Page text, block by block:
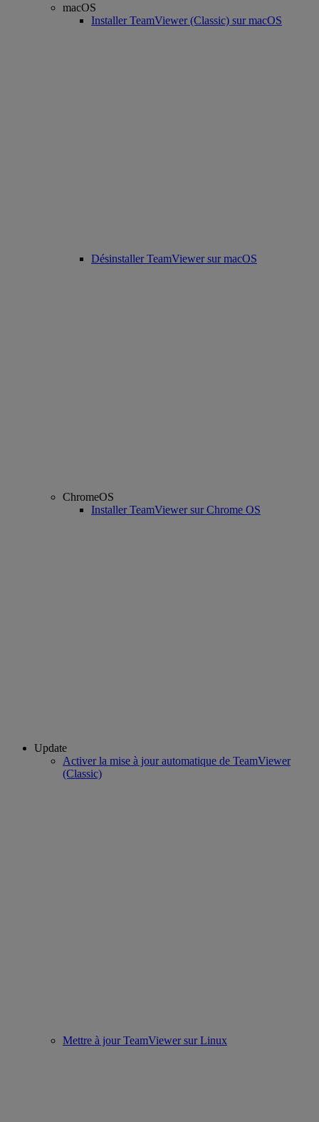
macOS
Installer TeamViewer (Classic) sur macOS
Désinstaller TeamViewer sur macOS
ChromeOS
Installer TeamViewer sur Chrome OS
Update
Activer la mise à jour automatique de TeamViewer
(Classic)
Mettre à jour TeamViewer sur Linux